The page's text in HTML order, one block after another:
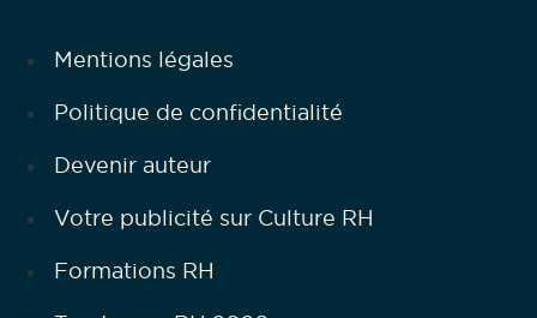
Mentions légales
Politique de confidentialité
Devenir auteur
Votre publicité sur Culture RH
Formations RH